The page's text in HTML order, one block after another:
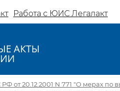
Работа с ЮИС Легалакт
АКТЫ
от 20.12.2001 N 771 "О мерах